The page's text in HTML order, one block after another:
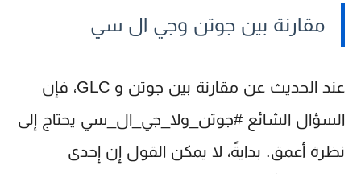
مقارنة بين جوتن وجي ال سي
عند الحديث عن مقارنة بين جوتن و GLC، فإن
السؤال الشائع #جوتن_ولا_جي_ال_سي يحتاج إلى
نظرة أعمق. بدايةً، لا يمكن القول إن إحدى